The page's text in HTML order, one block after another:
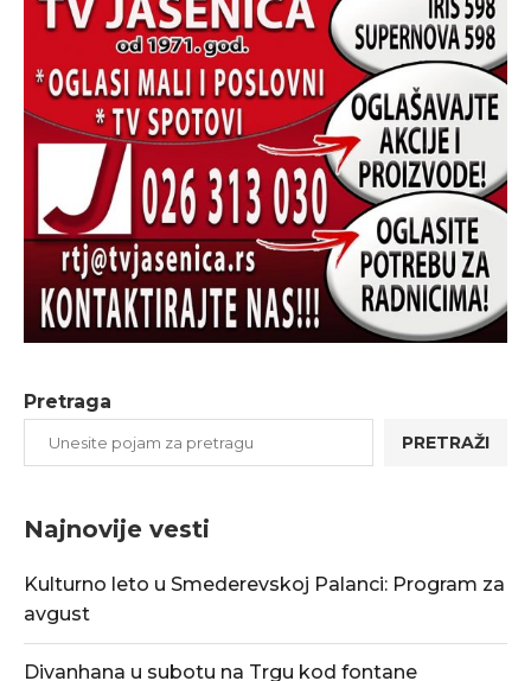
Pretraga
PRETRAŽI
Najnovije vesti
Kulturno leto u Smederevskoj Palanci: Program za
avgust
Divanhana u subotu na Trgu kod fontane